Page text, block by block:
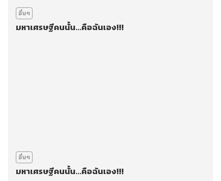
อื่นๆ
มหาเศรษฐีคนนั้น...คือฉันเอง!!!
อื่นๆ
มหาเศรษฐีคนนั้น...คือฉันเอง!!!